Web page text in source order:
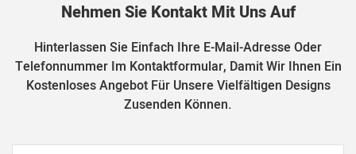
Nehmen Sie Kontakt Mit Uns Auf
Hinterlassen Sie Einfach Ihre E-Mail-Adresse Oder
Telefonnummer Im Kontaktformular, Damit Wir Ihnen Ein
Kostenloses Angebot Für Unsere Vielfältigen Designs
Zusenden Können.